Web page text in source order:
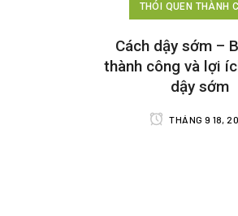
THÓI QUEN THÀNH
Cách dậy sớm –
thành công và lợi
dậy sớm
THÁNG 9 18,